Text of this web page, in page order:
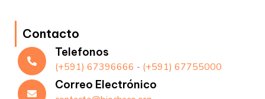
Contacto
Telefonos
(+591) 67396666 - (+591) 67755000
Correo Electrónico